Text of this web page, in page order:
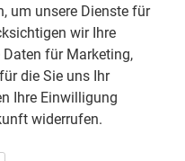
Fußgänger- und
vorhanden
um unsere Dienste für
wir Ihre
für Marketing,
die Sie uns Ihr
Ihre Einwilligung
widerrufen.